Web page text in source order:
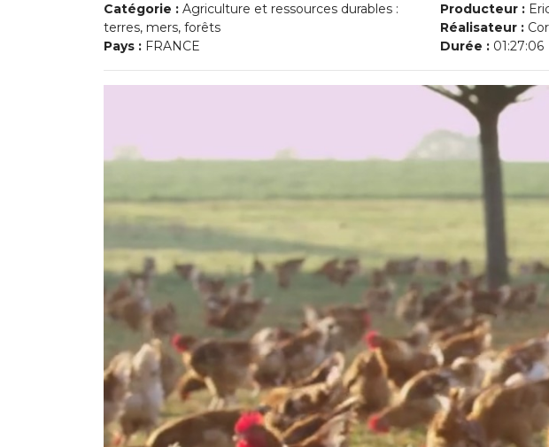
Catégorie : Agriculture et ressources durables :
terres, mers, forêts
Pays : FRANCE
Producteur :
Réalisateur :
Durée : 01:27:06